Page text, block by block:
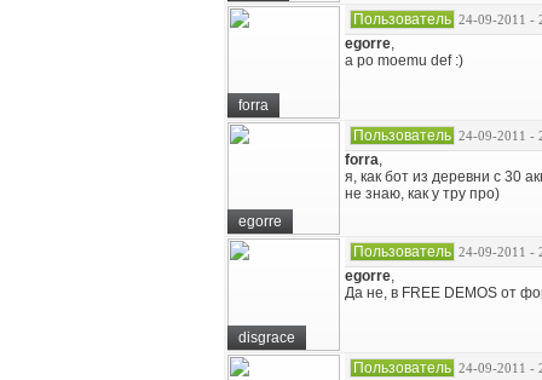
forra
Пользователь 24-09-2011 -
egorre,
a po moemu def :)
egorre
Пользователь 24-09-2011 -
forra,
я, как бот из деревни с 30
не знаю, как у тру про)
disgrace
Пользователь 24-09-2011 -
egorre,
Да не, в FREE DEMOS от
Пользователь 24-09-2011 -